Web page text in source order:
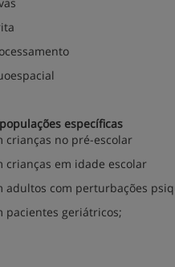
específicas
crianças no pré-escolar
crianças em idade escolar
adultos com perturbações
pacientes geriátricos;